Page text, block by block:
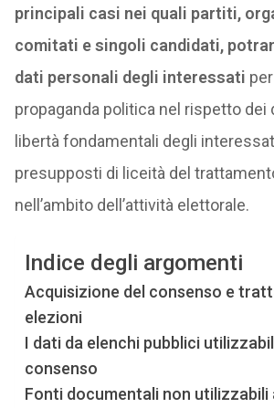
principali casi nei quali partiti,
comitati e singoli candidati,
dati personali degli interessati
propaganda politica nel rispetto dei
libertà fondamentali degli
presupposti di liceità del
nell’ambito dell’attività elettorale.
Indice degli argomenti
Acquisizione del consenso e
elezioni
I dati da elenchi pubblici
consenso
Fonti documentali non utilizzabili